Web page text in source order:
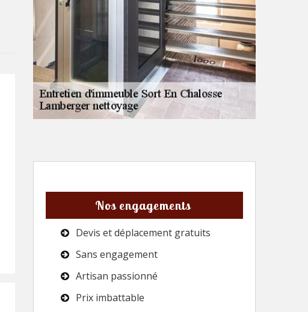
Nos engagements
Devis et déplacement gratuits
Sans engagement
Artisan passionné
Prix imbattable